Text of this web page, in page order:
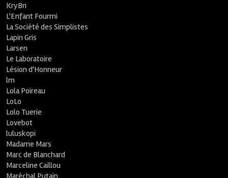
KryBn
L'Enfant Fourmi
La Société des Simplistes
Lapin Gris
Larsen
Le Laboratoire
Lésion d'Honneur
lm
Lola Poireau
LoLo
Lolo Tuerie
Lovebot
luluskopi
Madame Mars
Marc de Blanchard
Marceline Caillou
Maréchal Putain